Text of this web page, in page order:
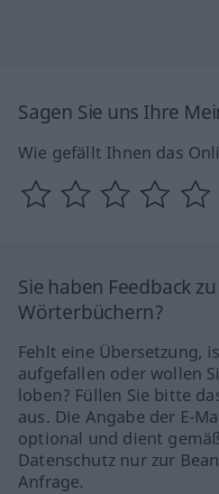
Sagen Sie uns Ihre
Wie gefällt Ihnen das
Sie haben Feedback
Wörterbüchern?
Fehlt eine Übersetzung,
aufgefallen oder wollen
loben? Füllen Sie bitte
aus. Die Angabe der E-
optional und dient
Datenschutz nur zur
Anfrage.